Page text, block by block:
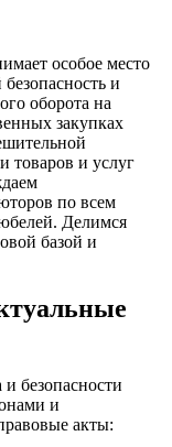
особое место
и
оборота на
закупках
товаров и услуг
по всем
Делимся
базой и
безопасности
и
акты: